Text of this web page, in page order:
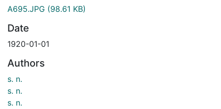
A695.JPG (98.61 KB)
Date
1920-01-01
Authors
s. n.
s. n.
s. n.